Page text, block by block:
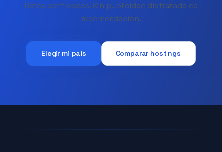
Datos verificados. Sin publicidad disfrazada de
recomendacion.
Elegir mi pais Comparar hostings